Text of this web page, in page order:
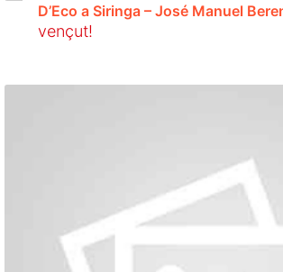
D’Eco a Siringa – José Manuel
vençut!